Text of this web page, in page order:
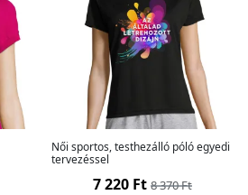
Női sportos, testhezálló póló egyedi
tervezéssel
7 220 Ft 8 370 Ft